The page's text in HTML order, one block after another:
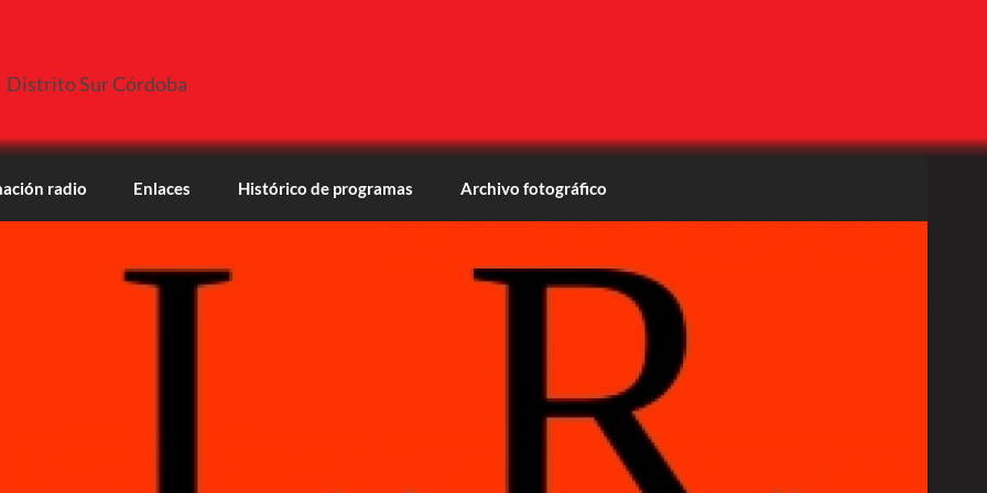
Distrito Sur Córdoba
radio Enlaces Histórico de programas Archivo fotográfico